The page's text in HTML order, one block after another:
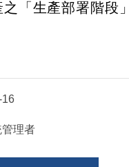
「生產部署階段
16
理者